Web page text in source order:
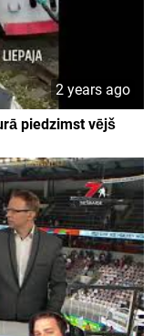
2 years ago
piedzimst vējš